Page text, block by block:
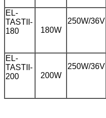
EL-
TASTII-
180
180W
250W/36V
EL-
TASTII-
200
200W
250W/36V